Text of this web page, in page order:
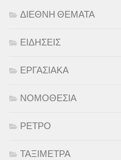
ΔΙΕΘΝΗ ΘΕΜΑΤΑ
ΕΙΔΗΣΕΙΣ
ΕΡΓΑΣΙΑΚΑ
ΝΟΜΟΘΕΣΙΑ
ΡΕΤΡΟ
ΤΑΞΙΜΕΤΡΑ